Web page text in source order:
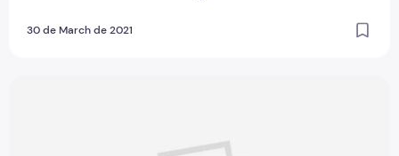
30 de March de 2021